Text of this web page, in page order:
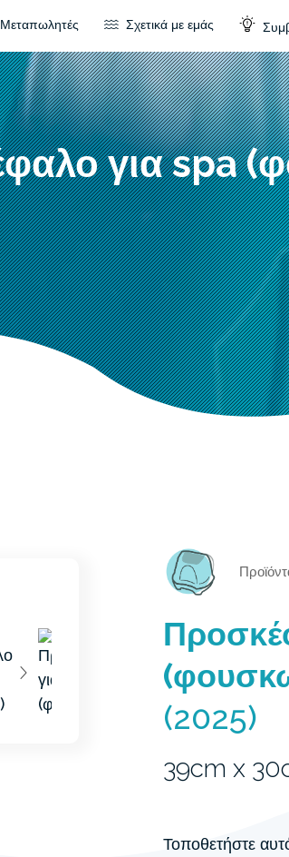
Μεταπωλητές Σχετικά με εμάς
για spa
(2025)
39cm x
Τοποθετήστε